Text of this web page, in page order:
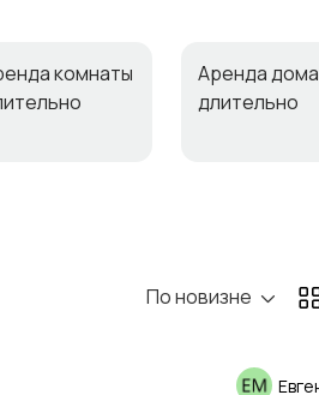
комнаты
Аренда дома
длительно
По новизне